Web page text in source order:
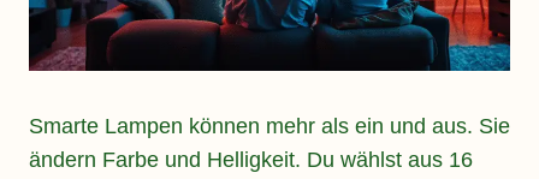
Smarte Lampen können mehr als ein und aus. Sie
ändern Farbe und Helligkeit. Du wählst aus 16